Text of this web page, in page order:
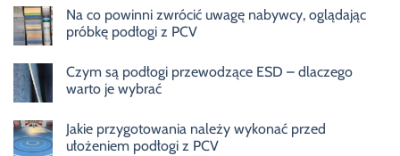
Na co powinni zwrócić uwagę nabywcy, oglądając
próbkę podłogi z PCV
Czym są podłogi przewodzące ESD – dlaczego
warto je wybrać
Jakie przygotowania należy wykonać przed
ułożeniem podłogi z PCV